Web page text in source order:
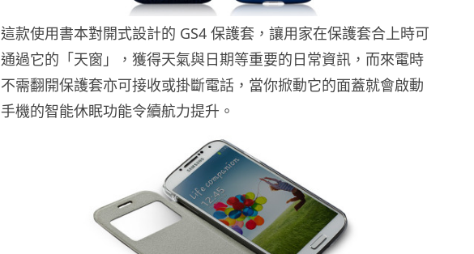
這款使用書本對開式設計的 GS4 保護套，讓用家在保護套合上時可
通過它的「天窗」，獲得天氣與日期等重要的日常資訊，而來電時
不需翻開保護套亦可接收或掛斷電話，當你掀動它的面蓋就會啟動
手機的智能休眠功能令續航力提升。